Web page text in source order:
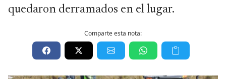
quedaron derramados en el lugar.
Comparte esta nota: